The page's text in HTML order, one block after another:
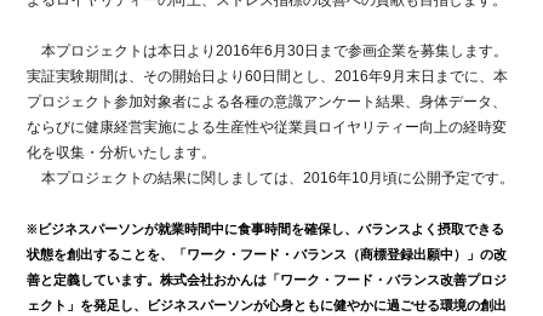
本プロジェクトは本日より2016年6月30日まで参画企業を募集します。
実証実験期間は、その開始日より60日間とし、2016年9月末日までに、本
プロジェクト参加対象者による各種の意識アンケート結果、身体データ、
ならびに健康経営実施による生産性や従業員ロイヤリティー向上の経時変
化を収集・分析いたします。
本プロジェクトの結果に関しましては、2016年10月頃に公開予定です。
※ ビジネスパーソンが就業時間中に食事時間を確保し、バランスよく摂取できる
状態を創出することを、「ワーク・フード・バランス（商標登録出願中）」の改
善と定義しています。株式会社おかんは「ワーク・フード・バランス改善プロジ
ェクト」を発足し、ビジネスパーソンが心身ともに健やかに過ごせる環境の創出